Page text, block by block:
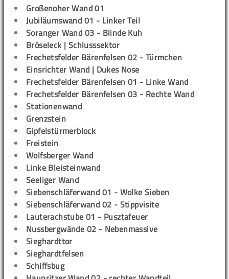
Großenoher Wand 01
Jubiläumswand 01 - Linker Teil
Soranger Wand 03 - Blinde Kuh
Bröseleck | Schlusssektor
Frechetsfelder Bärenfelsen 02 - Türmchen
Einsrichter Wand | Dukes Nose
Frechetsfelder Bärenfelsen 01 - Linke Wand
Frechetsfelder Bärenfelsen 03 - Rechte Wand
Stationenwand
Grenzstein
Gipfelstürmerblock
Freistein
Wolfsberger Wand
Linke Bleisteinwand
Seeliger Wand
Siebenschläferwand 01 - Wolke Sieben
Siebenschläferwand 02 - Stippvisite
Lauterachstube 01 - Pusztafeuer
Nussbergwände 02 - Nebenmassive
Sieghardttor
Sieghardtfelsen
Schiffsbug